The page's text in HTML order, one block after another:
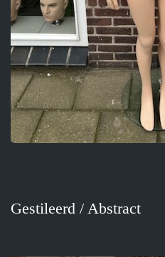
Gestileerd / Abstract